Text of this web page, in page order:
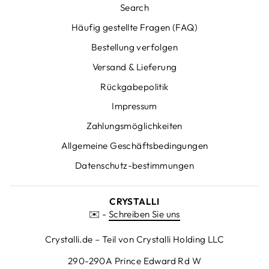
Search
Häufig gestellte Fragen (FAQ)
Bestellung verfolgen
Versand & Lieferung
Rückgabepolitik
Impressum
Zahlungsmöglichkeiten
Allgemeine Geschäftsbedingungen
Datenschutz-bestimmungen
CRYSTALLI
✉️ - Schreiben Sie uns
Crystalli.de – Teil von Crystalli Holding LLC
290-290A Prince Edward Rd W